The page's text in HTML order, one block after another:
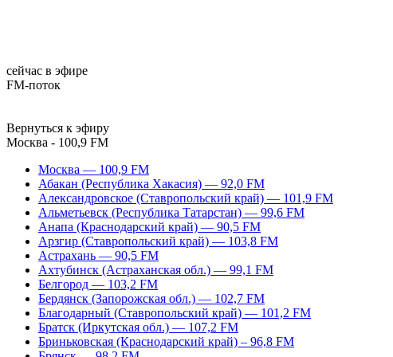
сейчас в эфире
FM-поток
Вернуться к эфиру
Москва - 100,9 FM
Москва — 100,9 FM
Абакан (Республика Хакасия) — 92,0 FM
Александровское (Ставропольский край) — 101,9 FM
Альметьевск (Республика Татарстан) — 99,6 FM
Анапа (Краснодарский край) — 90,5 FM
Арзгир (Ставропольский край) — 103,8 FM
Астрахань — 90,5 FM
Ахтубинск (Астраханская обл.) — 99,1 FM
Белгород — 103,2 FM
Бердянск (Запорожская обл.) — 102,7 FM
Благодарный (Ставропольский край) — 101,2 FM
Братск (Иркутская обл.) — 107,2 FM
Бриньковская (Краснодарский край) – 96,8 FM